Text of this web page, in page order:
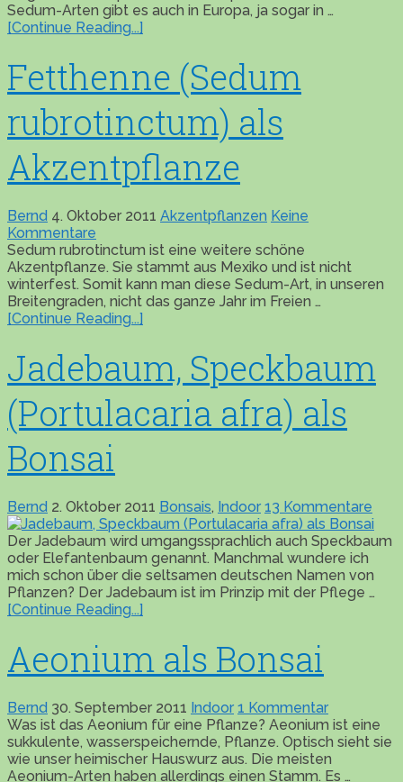
Sedum-Arten gibt es auch in Europa, ja sogar in …
[Continue Reading...]
Fetthenne (Sedum
rubrotinctum) als
Akzentpflanze
Bernd 4. Oktober 2011 Akzentpflanzen Keine
Kommentare
Sedum rubrotinctum ist eine weitere schöne
Akzentpflanze. Sie stammt aus Mexiko und ist nicht
winterfest. Somit kann man diese Sedum-Art, in unseren
Breitengraden, nicht das ganze Jahr im Freien …
[Continue Reading...]
Jadebaum, Speckbaum
(Portulacaria afra) als
Bonsai
Bernd 2. Oktober 2011 Bonsais, Indoor 13 Kommentare
Der Jadebaum wird umgangssprachlich auch Speckbaum
oder Elefantenbaum genannt. Manchmal wundere ich
mich schon über die seltsamen deutschen Namen von
Pflanzen? Der Jadebaum ist im Prinzip mit der Pflege …
[Continue Reading...]
Aeonium als Bonsai
Bernd 30. September 2011 Indoor 1 Kommentar
Was ist das Aeonium für eine Pflanze? Aeonium ist eine
sukkulente, wasserspeichernde, Pflanze. Optisch sieht sie
wie unser heimischer Hauswurz aus. Die meisten
Aeonium-Arten haben allerdings einen Stamm. Es …